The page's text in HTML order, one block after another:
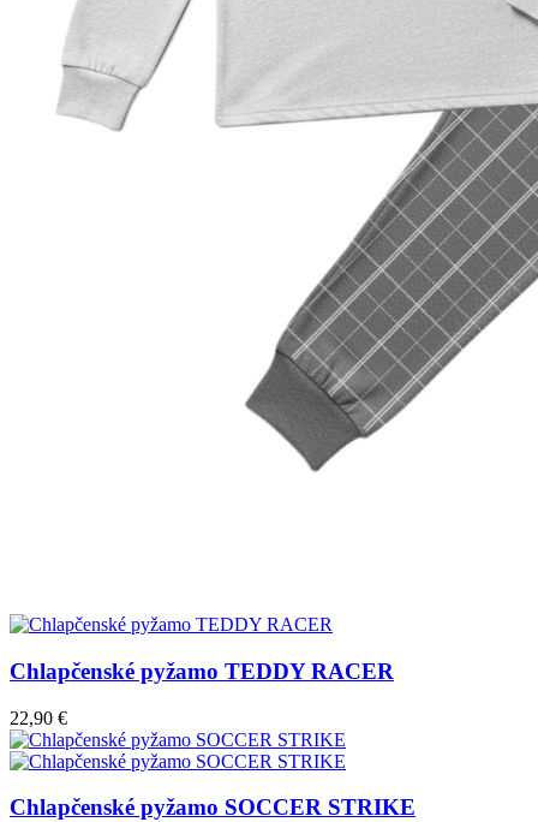
Chlapčenské pyžamo TEDDY RACER
22,90 €
Chlapčenské pyžamo SOCCER STRIKE